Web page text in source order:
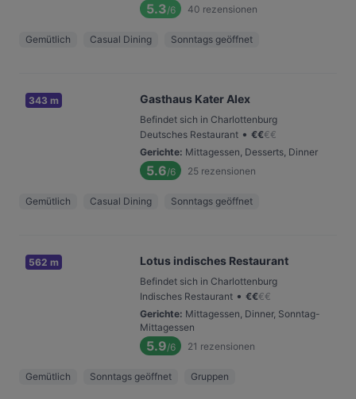
5.3/6 40 rezensionen
Gemütlich Casual Dining Sonntags geöffnet
343 m Gasthaus Kater Alex
Befindet sich in Charlottenburg
Deutsches Restaurant • €€€€
Gerichte: Mittagessen, Desserts, Dinner
5.6/6 25 rezensionen
Gemütlich Casual Dining Sonntags geöffnet
562 m Lotus indisches Restaurant
Befindet sich in Charlottenburg
Indisches Restaurant • €€€€
Gerichte: Mittagessen, Dinner, Sonntag-
Mittagessen
5.9/6 21 rezensionen
Gemütlich Sonntags geöffnet Gruppen